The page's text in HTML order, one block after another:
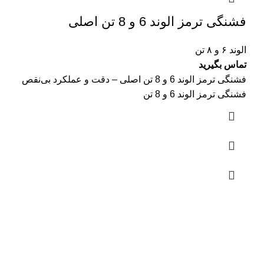
فشنگی ترمز الوند 6 و 8 تن اصلی
الوند ۶ و ۸ تن
تماس بگیرید
فشنگی ترمز الوند 6 و 8 تن اصلی – دقت و عملکرد بی‌نقص
فشنگی ترمز الوند 6 و 8 تن